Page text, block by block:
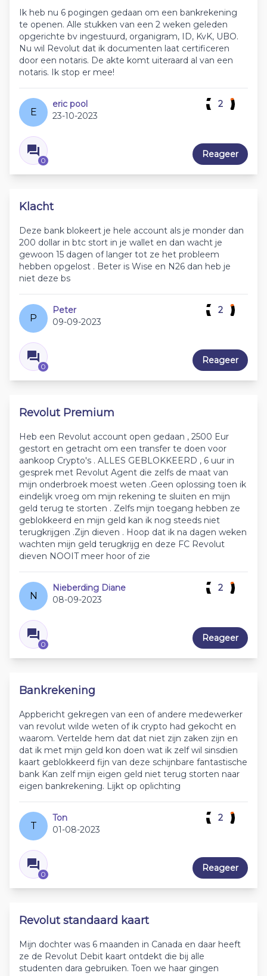
Ik heb nu 6 pogingen gedaan om een bankrekening
te openen. Alle stukken van een 2 weken geleden
opgerichte bv ingestuurd, organigram, ID, KvK, UBO.
Nu wil Revolut dat ik documenten laat certificeren
door een notaris. De akte komt uiteraard al van een
notaris. Ik stop er mee!
E
eric pool
23-10-2023
0
2
Reageer
Klacht
Deze bank blokeert je hele account als je monder dan
200 dollar in btc stort in je wallet en dan wacht je
gewoon 15 dagen of langer tot ze het probleem
hebben opgelost . Beter is Wise en N26 dan heb je
niet deze bs
P
Peter
09-09-2023
0
2
Reageer
Revolut Premium
Heb een Revolut account open gedaan , 2500 Eur
gestort en getracht om een transfer te doen voor
aankoop Crypto's . ALLES GEBLOKKEERD , 6 uur in
gesprek met Revolut Agent die zelfs de maat van
mijn onderbroek moest weten .Geen oplossing toen ik
eindelijk vroeg om mijn rekening te sluiten en mijn
geld terug te storten . Zelfs mijn toegang hebben ze
geblokkeerd en mijn geld kan ik nog steeds niet
terugkrijgen .Zijn dieven . Hoop dat ik na dagen weken
wachten mijn geld terugkrijg en deze FC Revolut
dieven NOOIT meer hoor of zie
N
Nieberding Diane
08-09-2023
0
2
Reageer
Bankrekening
Appbericht gekregen van een of andere medewerker
van revolut wilde weten of ik crypto had gekocht en
waarom. Vertelde hem dat dat niet zijn zaken zijn en
dat ik met mijn geld kon doen wat ik zelf wil sinsdien
kaart geblokkeerd fijn van deze schijnbare fantastische
bank Kan zelf mijn eigen geld niet terug storten naar
eigen bankrekening. Lijkt op oplichting
T
Ton
01-08-2023
0
2
Reageer
Revolut standaard kaart
Mijn dochter was 6 maanden in Canada en daar heeft
ze de Revolut Debit kaart ontdekt die bij alle
studenten dara gebruiken. Toen we haar gingen